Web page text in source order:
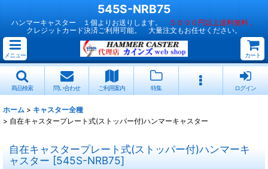
545S-NRB75
ハンマーキャスター １個よりお送りします。
５０００円以上送料無料 。
クレジットカード決済ご利用可能。 大量注文もお任せください。
メニュー カート
商品検索 問い合わせ ご利用案内 特集 ログイン
ホーム > キャスター全種
> 自在キャスタープレート式(ストッパー付)ハンマーキャスター
自在キャスタープレート式(ストッパー付)ハンマーキ
ャスター [545S-NRB75]